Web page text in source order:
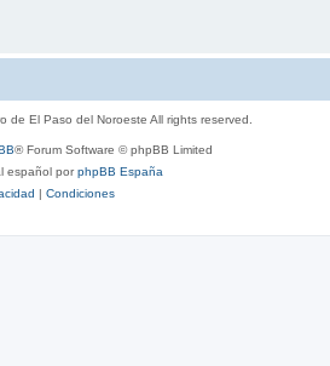
de El Paso del Noroeste All rights reserved.
® Forum Software © phpBB Limited
español porphpBB España
| Condiciones